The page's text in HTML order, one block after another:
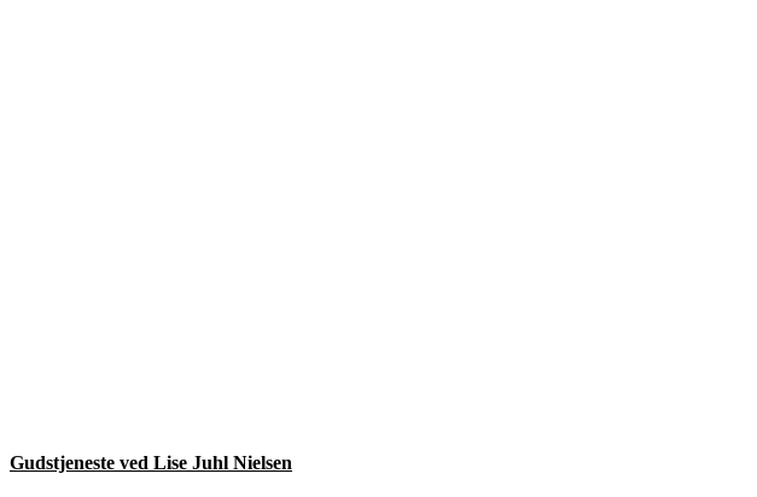
Gudstjeneste ved Lise Juhl Nielsen